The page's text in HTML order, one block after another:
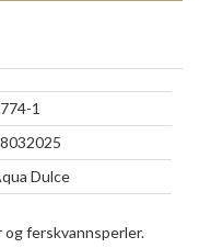
1
Dulce
ferskvannsperler.